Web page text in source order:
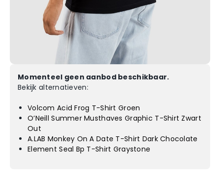
Momenteel geen aanbod beschikbaar.
Bekijk alternatieven:
Volcom Acid Frog T-Shirt Groen
O’Neill Summer Musthaves Graphic T-Shirt Zwart
Out
A.LAB Monkey On A Date T-Shirt Dark Chocolate
Element Seal Bp T-Shirt Graystone